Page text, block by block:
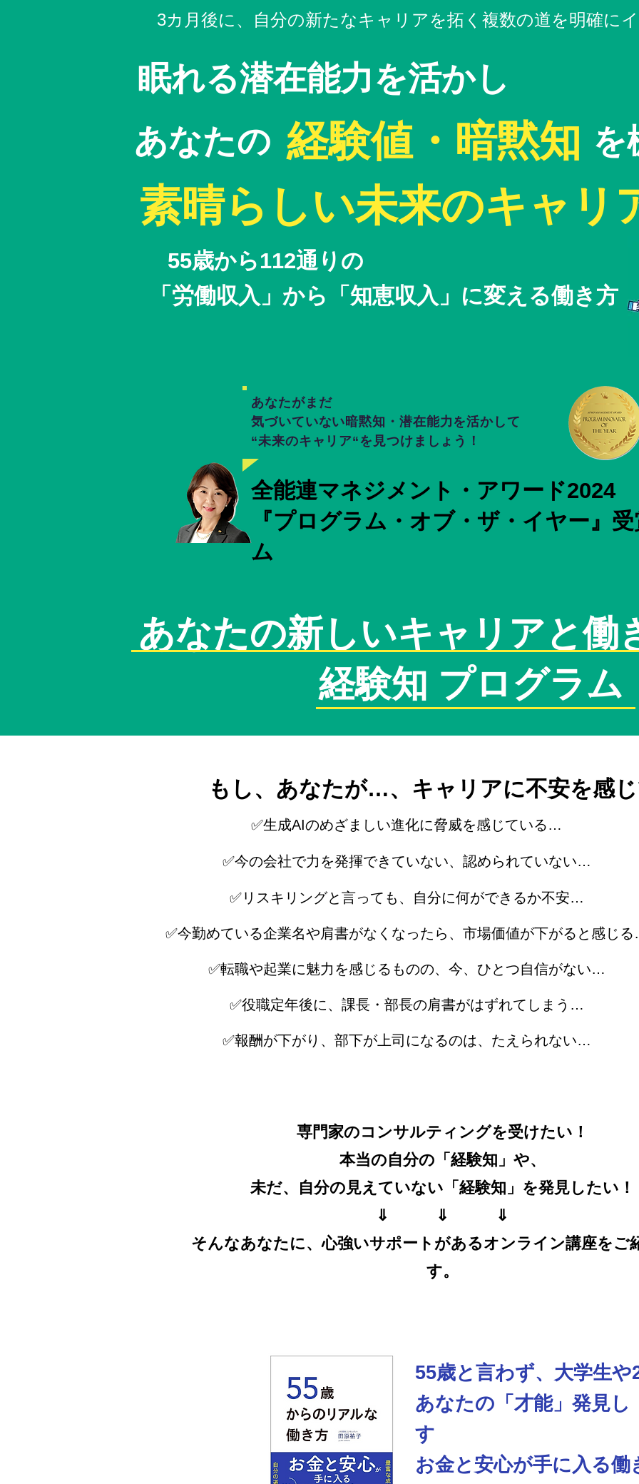
3カ月後に、自分の新たなキャリアを拓く複数の道を明確に
眠れる潜在能力を活かし
​経験値・暗黙知 を
​あなたの
素晴らしい未来のキャリ
55歳から112通りの
「労働収入」から「知恵収入」に変える働き方
全能連マネジメント・アワード2024
『プログラム・オブ・ザ・イヤー』
ム
あなたがまだ
気づいていない暗黙知・潜在能力を活かして
“未来のキャリア“を見つけましょう！
あなたの新しいキャリアと働
経験知 プログラム
もし、あなたが…、キャリアに不安を感
✅生成AIのめざましい進化に脅威を感じている…
✅今の会社で力を発揮できていない、認められていない…
​✅リスキリングと言っても、自分に何ができるか不安…
✅今勤めている企業名や肩書がなくなったら、市場価値が下がると感じ
✅転職や起業に魅力を感じるものの、今、ひとつ自信がない…
✅役職定年後に、課長・部長の肩書がはずれてしまう…
✅報酬が下がり、部下が上司になるのは、たえられない…
専門家のコンサルティングを受けたい！
本当の自分の「経験知」や、
未だ、自分の見えていない「経験知」を発見したい！
⇓ ⇓
​ ⇓
そんなあなたに、心強いサポートがあるオンライン講座をご
す。
55歳と言わず、大学生
あなたの「才能」発見し
す
お金と安心が手に入る働